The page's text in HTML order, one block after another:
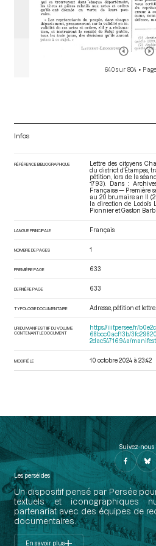
640 sur 804 •
Infos
RÉFÉRENCE BIBLIOGRAPHIQUE
Lettre des citoyens
du district d'Étampes,
pétition, lors de la
1793). Dans :
Française — Première
au 20 brumaire an II
la direction de Lodoïs
Pionnier et Gaston
LANGUE PRINCIPALE Français
NOMBRE DE PAGES 1
PREMIÈRE PAGE 633
DERNIÈRE PAGE 633
TYPOLOGIE DOCUMENTAIRE Adresse, pétition et lettre
URI DU MANIFEST IIIF DU VOLUME
CONTENANT LE DOCUMENT
https://iiif.persee.fr/
68bcc0acf13b/
2dac5471694a/manifest
MODIFIÉ LE 10 octobre 2024 à 23:42
Suivez-nous
Les perséides
Un dispositif pensé par Persée
textuels et iconographiques
partenariat avec des équipes de
documentaires.
En savoir plus